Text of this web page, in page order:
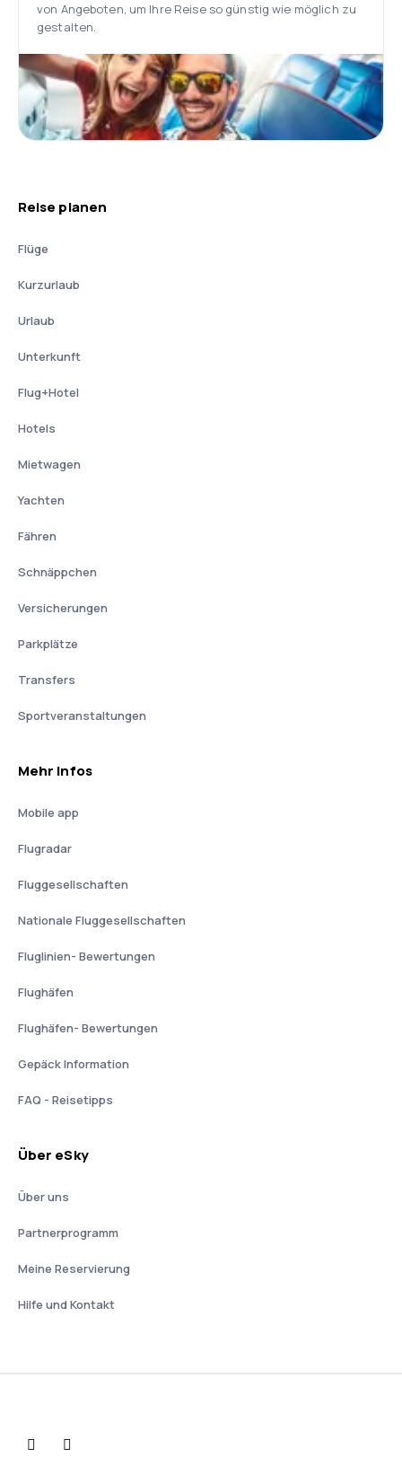
von Angeboten, um Ihre Reise so günstig wie möglich zu
gestalten.
Reise planen
Flüge
Kurzurlaub
Urlaub
Unterkunft
Flug+Hotel
Hotels
Mietwagen
Yachten
Fähren
Schnäppchen
Versicherungen
Parkplätze
Transfers
Sportveranstaltungen
Mehr Infos
Mobile app
Flugradar
Fluggesellschaften
Nationale Fluggesellschaften
Fluglinien- Bewertungen
Flughäfen
Flughäfen- Bewertungen
Gepäck Information
FAQ - Reisetipps
Über eSky
Über uns
Partnerprogramm
Meine Reservierung
Hilfe und Kontakt